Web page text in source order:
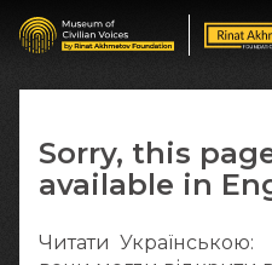
Sorry, this
available in
Читати Українською: